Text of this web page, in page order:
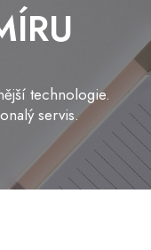
technologie.
servis.